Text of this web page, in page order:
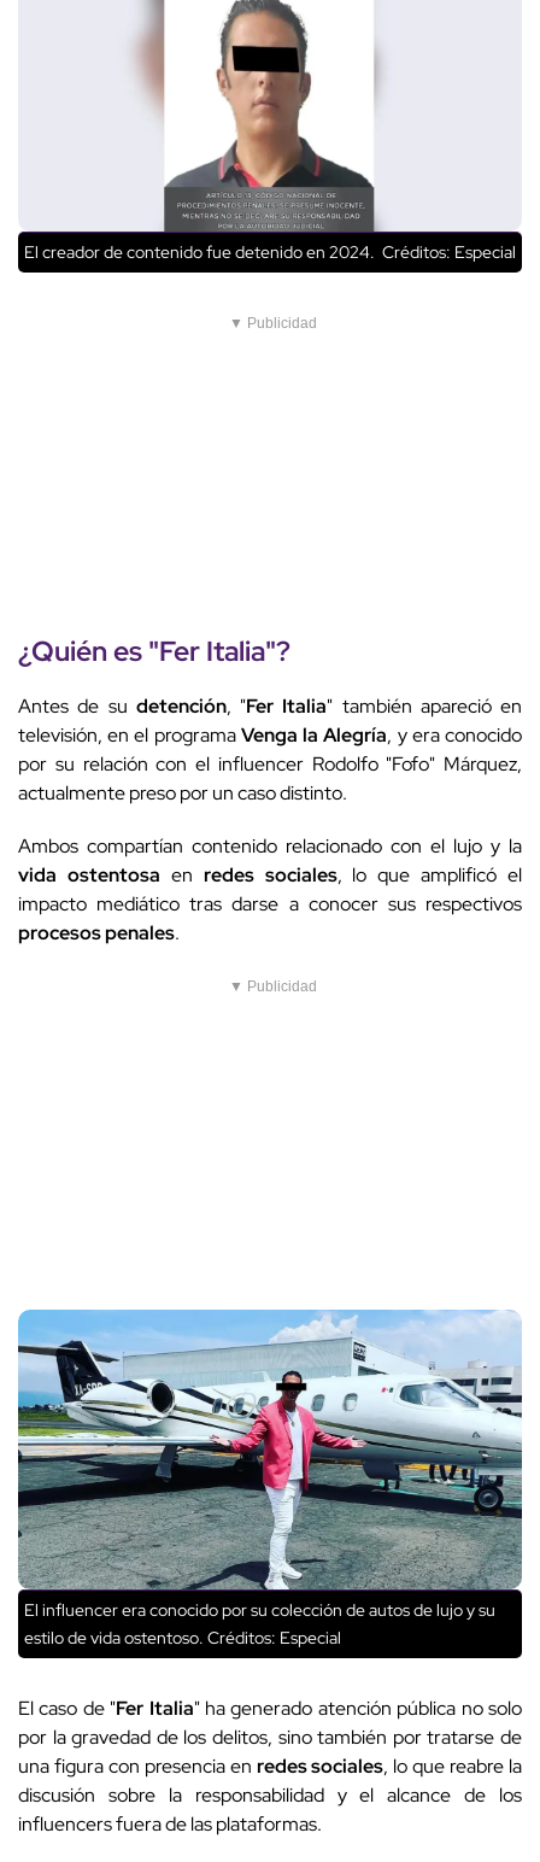
El creador de contenido fue detenido en 2024. Créditos: Especial
▼ Publicidad
¿Quién es "Fer Italia"?
Antes de su detención, "Fer Italia" también apareció en
televisión, en el programaVenga la Alegría, y era conocido
por su relación con el influencer Rodolfo "Fofo" Márquez,
actualmente preso por un caso distinto.
Ambos compartían contenido relacionado con el lujo y la
vida ostentosa en redes sociales, lo que amplificó el
impacto mediático tras darse a conocer sus respectivos
procesos penales.
▼ Publicidad
El influencer era conocido por su colección de autos de lujo y su
estilo de vida ostentoso. Créditos: Especial
El caso de "Fer Italia" ha generado atención pública no solo
por la gravedad de los delitos, sino también por tratarse de
una figura con presencia en redes sociales, lo que reabre la
discusión sobre la responsabilidad y el alcance de los
influencers fuera de las plataformas.